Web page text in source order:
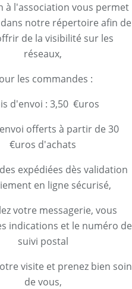
à l'association vous permet
notre répertoire afin de
de la visibilité sur les
réseaux,
les commandes :
d'envoi : 3,50 €uros
offerts à partir de 30
€uros d'achats
expédiées dès validation
en ligne sécurisé,
votre messagerie, vous
indications et le numéro de
suivi postal
visite et prenez bien soin
de vous,